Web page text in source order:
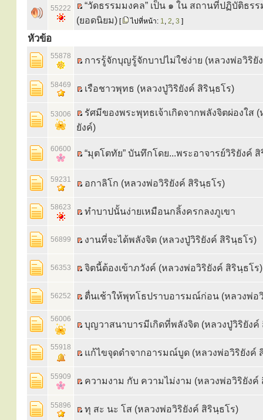
55222
“วัดธรรมมงคล” เป็น ๑ ใน สถานที่ปฏิบัติธร
(ยอดนิยม) [ ไปที่หน้า: 1, 2, 3 ]
หัวข้อ
55878 การรู้จักบุญรู้จักบาปไม่ใช่ง่าย (หลวงพ่อวิริยั
58469 เรือชาวพุทธ (หลวงปู่วิริยังค์ สิรินฺธโร)
53006
รัศมีของพระพุทธเจ้าเกิดจากพลังจิตผ่องใส
ยังค์)
60600 “มุตโตทัย” บันทึกโดย...พระอาจารย์วิริยังค์
59231 อกาลิโก (หลวงพ่อวิริยังค์ สิรินฺธโร)
58623 ทำบาปนั้นง่ายเหมือนกลิ้งครกลงภูเขา
56899 งานที่จะได้พลังจิต (หลวงปู่วิริยังค์ สิรินฺธโร)
56353 จิตนี้ต้องเข้าภวังค์ (หลวงพ่อวิริยังค์ สิรินฺธโร)
56252 ตื่นเช้าให้พุทโธปราบอารมณ์ก่อน (หลวงพ่อ
56006
บุญวาสนาบารมีเกิดที่พลังจิต (หลวงปู่วิริยังค์
55918
แก้ไขจุดดำจากอารมณ์บูด (หลวงพ่อวิริยังค์
55909 ความงาม กับ ความไม่งาม (หลวงพ่อวิริยังค์
55896 ทุ สะ นะ โส (หลวงพ่อวิริยังค์ สิรินฺธโร)